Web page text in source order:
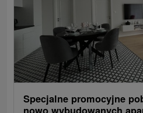
Specjalne promocyjne